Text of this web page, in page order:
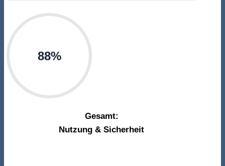
88%
Gesamt:
Nutzung & Sicherheit